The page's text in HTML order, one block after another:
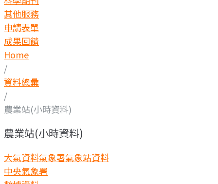
其他服務
申請表單
成果回饋
Home
/
資料總彙
/
農業站(小時資料)
農業站(小時資料)
大氣資料氣象署氣象站資料
中央氣象署